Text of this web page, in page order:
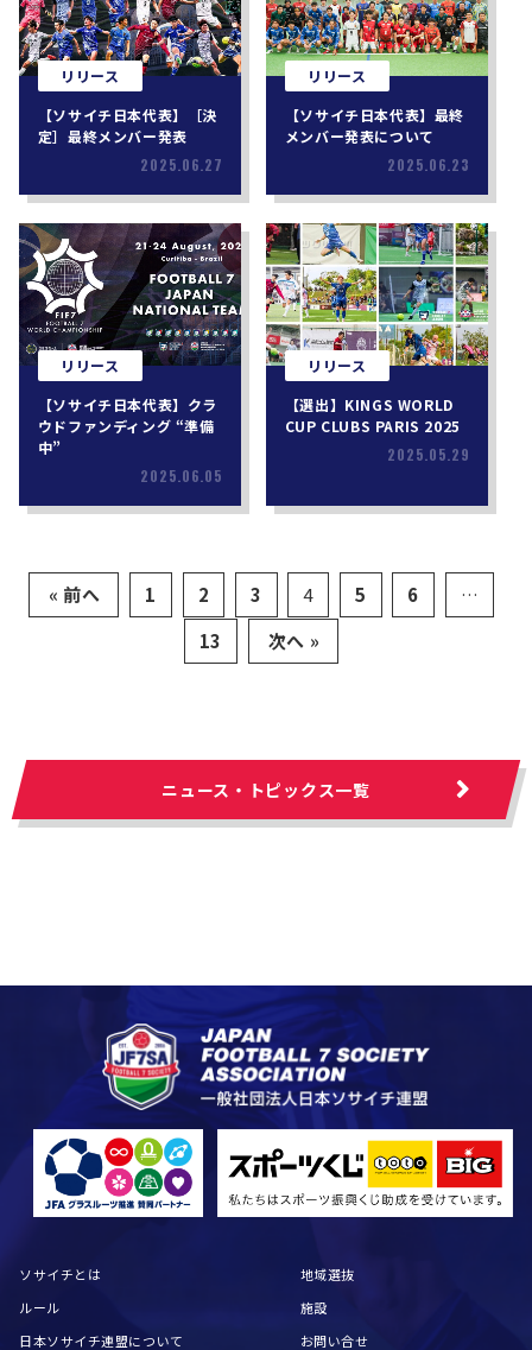
リリース
【ソサイチ日本代表】［決
定］最終メンバー発表
2025.06.27
リリース
【ソサイチ日本代表】最終
メンバー発表について
2025.06.23
リリース
【ソサイチ日本代表】クラ
ウドファンディング “準備
中”
2025.06.05
リリース
【選出】KINGS WORLD
CUP CLUBS PARIS 2025
2025.05.29
« 前へ 1 2 3 4 5 6
…
13
次へ »
ニュース・トピックス一覧
ソサイチとは
ルール
日本ソサイチ連盟について
地域選抜
施設
お問い合せ